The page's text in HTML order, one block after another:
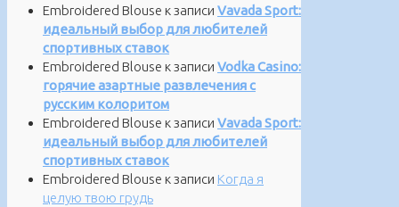
Embroidered Blouse к записи Vavada Sport:
идеальный выбор для любителей
спортивных ставок
Embroidered Blouse к записи Vodka Casino:
горячие азартные развлечения с
русским колоритом
Embroidered Blouse к записи Vavada Sport:
идеальный выбор для любителей
спортивных ставок
Embroidered Blouse к записи Когда я
целую твою грудь